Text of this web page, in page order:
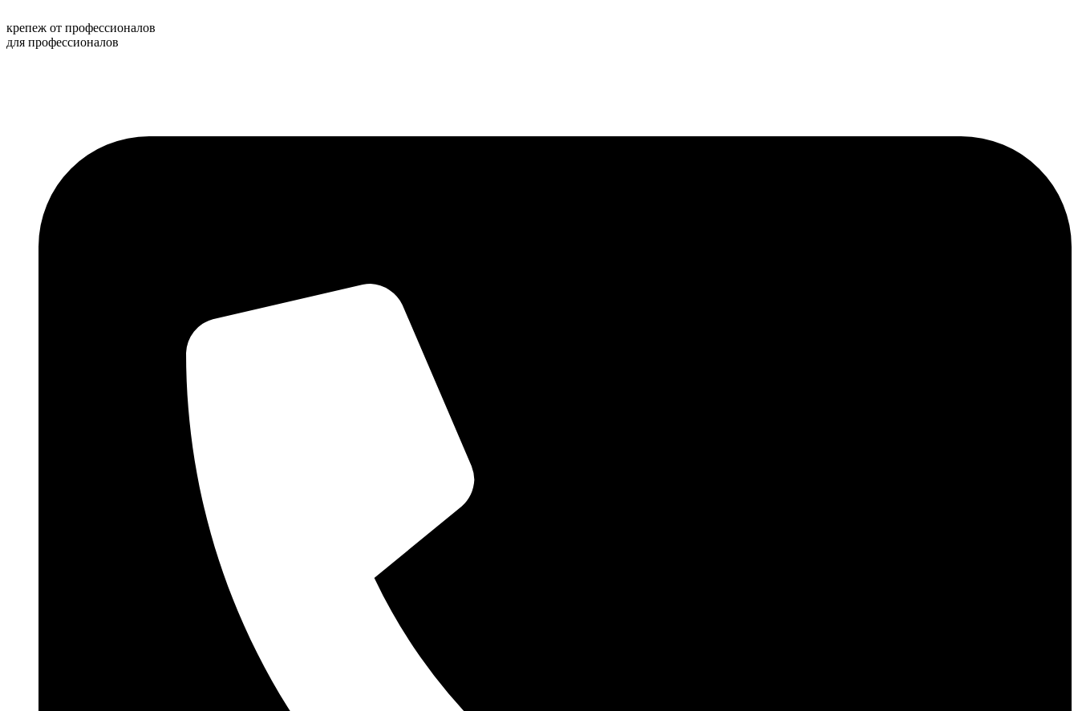
к
содержимому
крепеж от профессионалов
для профессионалов